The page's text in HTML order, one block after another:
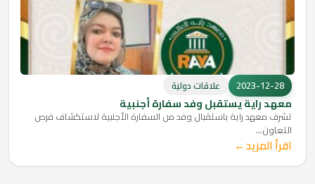
2023-12-28 علاقات دولية
معهد راية يستقبل وفد سفارة أجنبية
تشرف معهد راية باستقبال وفد من السفارة الأجنبية لاستكشاف فرص
التعاون...
اقرأ المزيد←